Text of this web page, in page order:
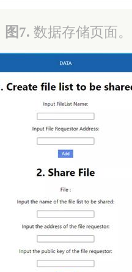
图7. 数据存储页面。